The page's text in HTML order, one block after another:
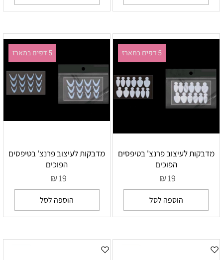
5 דפים במארז
מדבקות לעיצוב פרנצ' בטיפסים
הפוכים
₪19
הוספה לסל
5 דפים במארז
מדבקות לעיצוב פרנצ' בטיפסים
הפוכים
₪19
הוספה לסל